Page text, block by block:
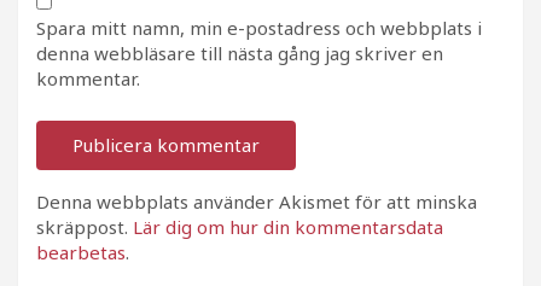
Spara mitt namn, min e-postadress och webbplats i
denna webbläsare till nästa gång jag skriver en
kommentar.
Denna webbplats använder Akismet för att minska
skräppost. Lär dig om hur din kommentarsdata
bearbetas.